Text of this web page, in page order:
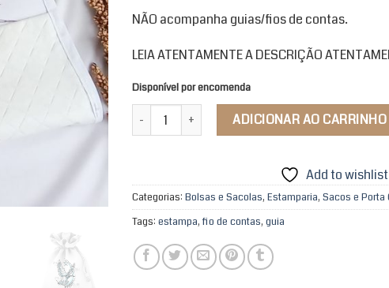
NÃO acompanha guias/fios de contas.
LEIA ATENTAMENTE A DESCRIÇÃO
Disponível por encomenda
Bolsa para Fios de Contas quantidade
ADICIONAR AO CARRINHO
Add to wishlist
Categorias: Bolsas e Sacolas, Estamparia, Sacos e Porta
Tags: estampa, fio de contas, guia